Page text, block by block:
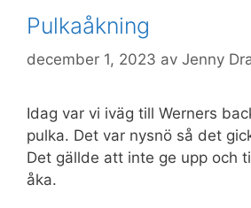
Pulkaåkning
december 1, 2023 av Jenny
Idag var vi iväg till Werners
pulka. Det var nysnö så det
Det gällde att inte ge upp och
åka.